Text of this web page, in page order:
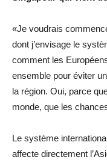
«Je voudrais
dont j’envisage le
comment les
ensemble pour éviter
la région. Oui, parce
monde, que les
Le système
affecte directement